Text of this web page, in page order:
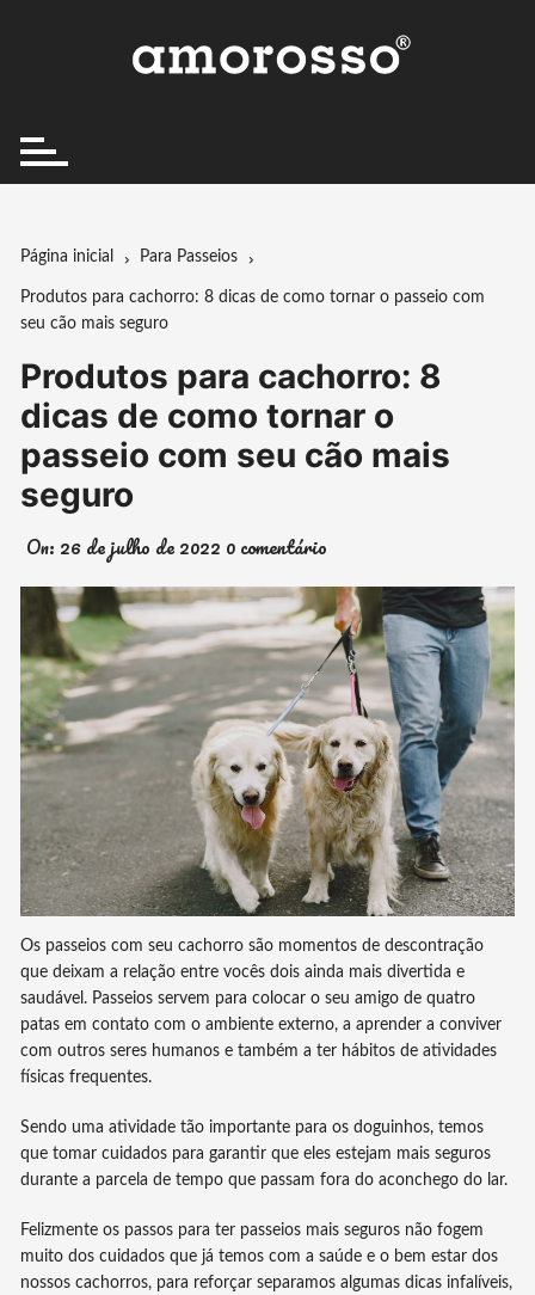
Página inicial Para Passeios
Produtos para cachorro: 8 dicas de como tornar o passeio com
seu cão mais seguro
Produtos para cachorro: 8
dicas de como tornar o
passeio com seu cão mais
seguro
On: 26 de julho de 2022 0 comentário
Os passeios com seu cachorro são momentos de descontração
que deixam a relação entre vocês dois ainda mais divertida e
saudável. Passeios servem para colocar o seu amigo de quatro
patas em contato com o ambiente externo, a aprender a conviver
com outros seres humanos e também a ter hábitos de atividades
físicas frequentes.
Sendo uma atividade tão importante para os doguinhos, temos
que tomar cuidados para garantir que eles estejam mais seguros
durante a parcela de tempo que passam fora do aconchego do lar.
Felizmente os passos para ter passeios mais seguros não fogem
muito dos cuidados que já temos com a saúde e o bem estar dos
nossos cachorros, para reforçar separamos algumas dicas infalíveis,